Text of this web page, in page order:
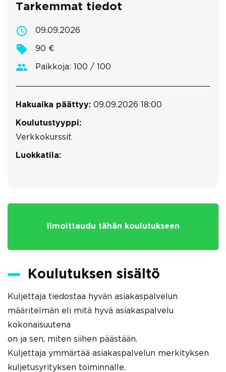
Tarkemmat tiedot
09.09.2026
90 €
Paikkoja: 100 / 100
Hakuaika päättyy: 09.09.2026 18:00
Koulutustyyppi:
Verkkokurssit
Luokkatila:
Ilmoittaudu tähän koulutukseen
Koulutuksen sisältö
Kuljettaja tiedostaa hyvän asiakaspalvelun
määritelmän eli mitä hyvä asiakaspalvelu
kokonaisuutena
on ja sen, miten siihen päästään.
Kuljettaja ymmärtää asiakaspalvelun merkityksen
kuljetusyrityksen toiminnalle.